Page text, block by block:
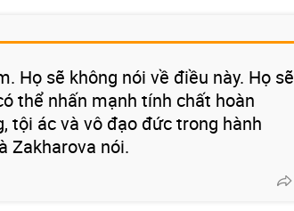
Họ sẽ không nói về điều này. Họ sẽ
thể nhấn mạnh tính chất hoàn
tội ác và vô đạo đức trong hành
Zakharova nói.